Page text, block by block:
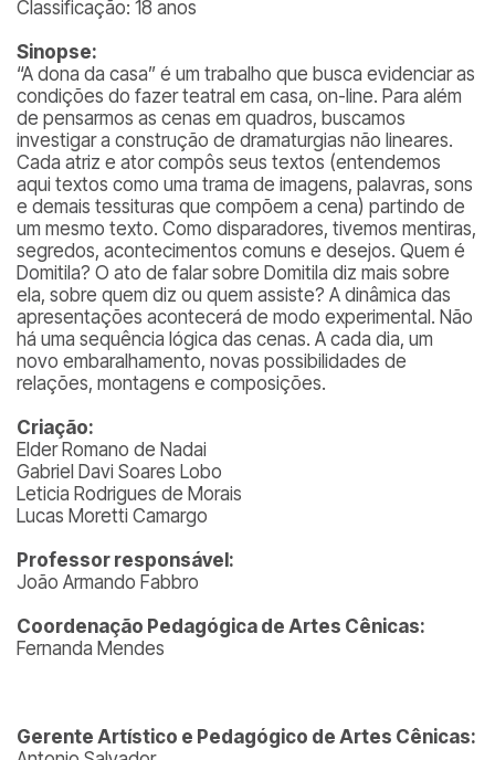
Classificação: 18 anos
Sinopse:
“A dona da casa” é um trabalho que busca evidenciar as
condições do fazer teatral em casa, on-line. Para além
de pensarmos as cenas em quadros, buscamos
investigar a construção de dramaturgias não lineares.
Cada atriz e ator compôs seus textos (entendemos
aqui textos como uma trama de imagens, palavras, sons
e demais tessituras que compõem a cena) partindo de
um mesmo texto. Como disparadores, tivemos mentiras,
segredos, acontecimentos comuns e desejos. Quem é
Domitila? O ato de falar sobre Domitila diz mais sobre
ela, sobre quem diz ou quem assiste? A dinâmica das
apresentações acontecerá de modo experimental. Não
há uma sequência lógica das cenas. A cada dia, um
novo embaralhamento, novas possibilidades de
relações, montagens e composições.
Criação:
Elder Romano de Nadai
Gabriel Davi Soares Lobo
Leticia Rodrigues de Morais
Lucas Moretti Camargo
Professor responsável:
João Armando Fabbro
Coordenação Pedagógica de Artes Cênicas:
Fernanda Mendes
Gerente Artístico e Pedagógico de Artes Cênicas: